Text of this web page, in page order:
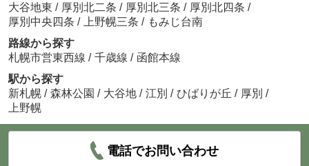
大谷地東 / 厚別北二条 / 厚別北三条 / 厚別北四条 /
厚別中央四条 / 上野幌三条 / もみじ台南
路線から探す
札幌市営東西線 / 千歳線 / 函館本線
駅から探す
新札幌 / 森林公園 / 大谷地 / 江別 / ひばりが丘 / 厚別 /
上野幌
電話でお問い合わせ